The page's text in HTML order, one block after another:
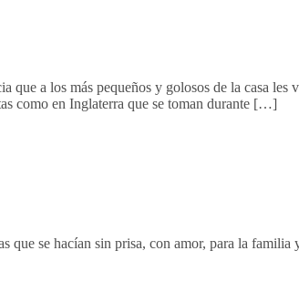
a los más pequeños y golosos de la casa les
como en Inglaterra que se toman durante […]
que se hacían sin prisa, con amor, para la